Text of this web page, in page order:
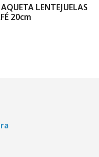
LENTEJUELAS
20cm